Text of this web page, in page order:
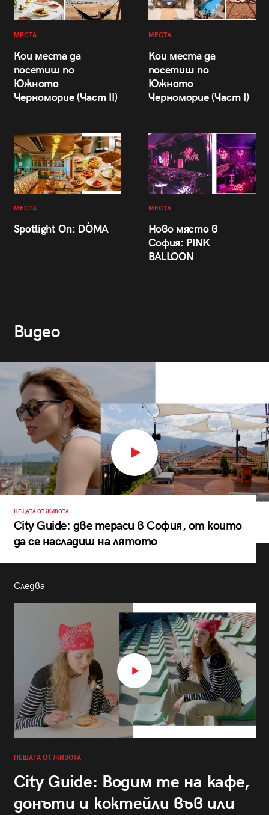
МЕСТА
Кои места да
посетиш по
Южното
Черноморие (Част II)
МЕСТА
Кои места да
посетиш по
Южното
Черноморие (Част I)
МЕСТА
Spotlight On: DÒMA
МЕСТА
Ново място в
София: PINK
BALLOON
Видео
НЕЩАТА ОТ ЖИВОТА
City Guide: две тераси в София, от които
да се насладиш на лятото
Следва
НЕЩАТА ОТ ЖИВОТА
City Guide: Водим те на кафе,
донъти и коктейли във или